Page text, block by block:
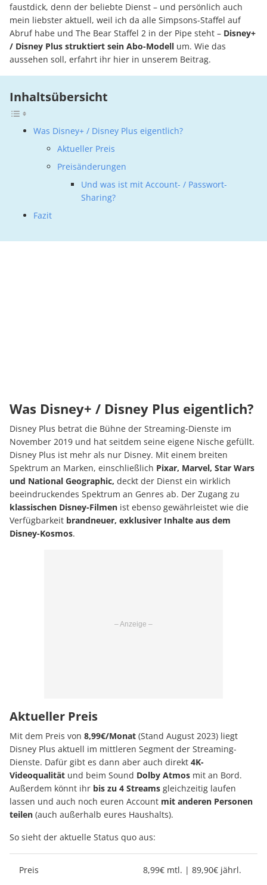
faustdick, denn der beliebte Dienst – und persönlich auch
mein liebster aktuell, weil ich da alle Simpsons-Staffel auf
Abruf habe und The Bear Staffel 2 in der Pipe steht – Disney+
/ Disney Plus struktiert sein Abo-Modell um. Wie das
aussehen soll, erfahrt ihr hier in unserem Beitrag.
Inhaltsübersicht
Was Disney+ / Disney Plus eigentlich?
Aktueller Preis
Preisänderungen
Und was ist mit Account- / Passwort-
Sharing?
Fazit
Was Disney+ / Disney Plus eigentlich?
Disney Plus betrat die Bühne der Streaming-Dienste im
November 2019 und hat seitdem seine eigene Nische gefüllt.
Disney Plus ist mehr als nur Disney. Mit einem breiten
Spektrum an Marken, einschließlich Pixar, Marvel, Star Wars
und National Geographic, deckt der Dienst ein wirklich
beeindruckendes Spektrum an Genres ab. Der Zugang zu
klassischen Disney-Filmen ist ebenso gewährleistet wie die
Verfügbarkeit brandneuer, exklusiver Inhalte aus dem
Disney-Kosmos.
Aktueller Preis
Mit dem Preis von 8,99€/Monat (Stand August 2023) liegt
Disney Plus aktuell im mittleren Segment der Streaming-
Dienste. Dafür gibt es dann aber auch direkt 4K-
Videoqualität und beim Sound Dolby Atmos mit an Bord.
Außerdem könnt ihr bis zu 4 Streams gleichzeitig laufen
lassen und auch noch euren Account mit anderen Personen
teilen (auch außerhalb eures Haushalts).
So sieht der aktuelle Status quo aus:
Preis 8,99€ mtl. | 89,90€ jährl.